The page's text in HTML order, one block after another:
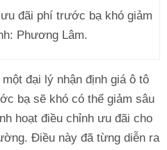
đãi phí trước bạ khó giảm
Phương Lâm.
đại lý nhận định giá ô tô
bạ sẽ khó có thể giảm sâu
hoạt điều chỉnh ưu đãi cho
Điều này đã từng diễn ra